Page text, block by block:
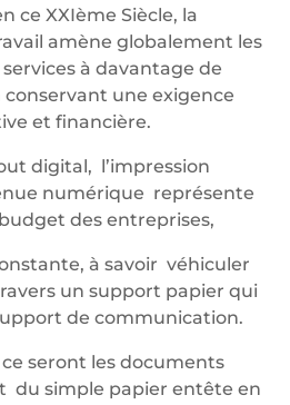
ce XXIème Siècle, la
amène globalement les
à davantage de
une exigence
et financière.
digital, l’impression
numérique représente
des entreprises,
à savoir véhiculer
un support papier qui
de communication.
seront les documents
du simple papier entête en